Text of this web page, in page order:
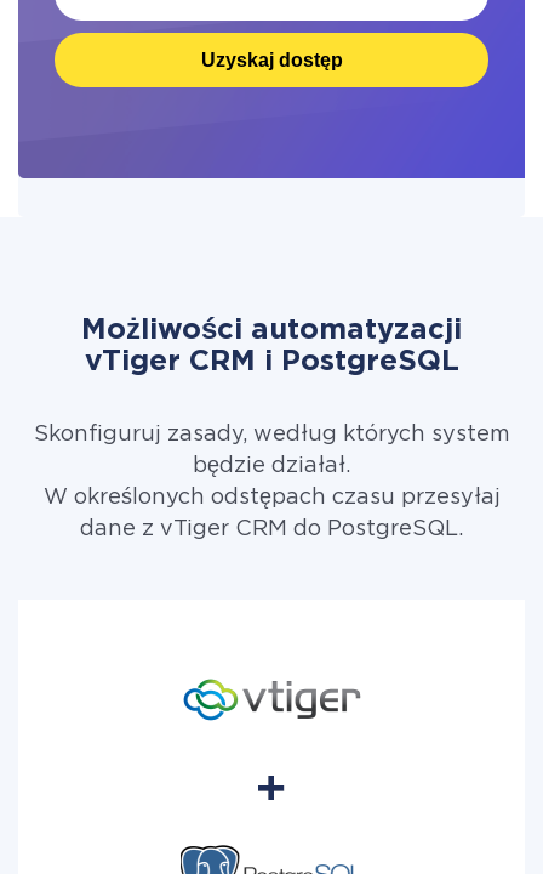
Uzyskaj dostęp
Możliwości automatyzacji
vTiger CRM i PostgreSQL
Skonfiguruj zasady, według których system
będzie działał.
W określonych odstępach czasu przesyłaj
dane z vTiger CRM do PostgreSQL.